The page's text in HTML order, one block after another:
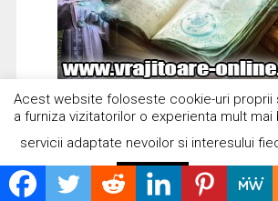
Acest website foloseste cookie-uri proprii
a furniza vizitatorilor o experienta mult mai
servicii adaptate nevoilor si interesului
Respinge Citește mai